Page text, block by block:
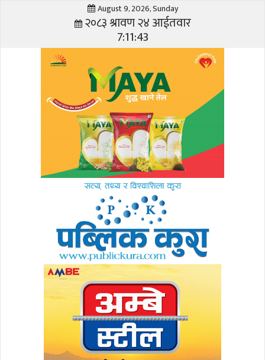
August 9, 2026, Sunday
२०८३ श्रावण २४ आईतवार
7:11:44